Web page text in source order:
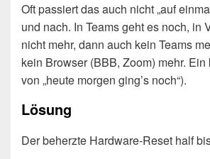
Oft passiert das auch nicht „auf
und nach. In Teams geht es noch, in
nicht mehr, dann auch kein Teams
kein Browser (BBB, Zoom) mehr.
von „heute morgen ging’s noch“).
Lösung
Der beherzte Hardware-Reset half